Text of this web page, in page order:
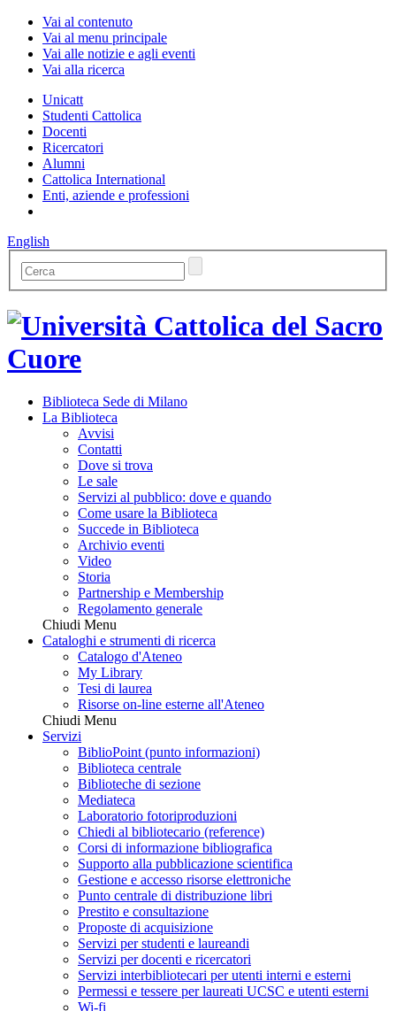
Vai al contenuto
Vai al menu principale
Vai alle notizie e agli eventi
Vai alla ricerca
Unicatt
Studenti Cattolica
Docenti
Ricercatori
Alumni
Cattolica International
Enti, aziende e professioni
English
Biblioteca Sede di Milano
La Biblioteca
Avvisi
Contatti
Dove si trova
Le sale
Servizi al pubblico: dove e quando
Come usare la Biblioteca
Succede in Biblioteca
Archivio eventi
Video
Storia
Partnership e Membership
Regolamento generale
Chiudi Menu
Cataloghi e strumenti di ricerca
Catalogo d'Ateneo
My Library
Tesi di laurea
Risorse on-line esterne all'Ateneo
Chiudi Menu
Servizi
BiblioPoint (punto informazioni)
Biblioteca centrale
Biblioteche di sezione
Mediateca
Laboratorio fotoriproduzioni
Chiedi al bibliotecario (reference)
Corsi di informazione bibliografica
Supporto alla pubblicazione scientifica
Gestione e accesso risorse elettroniche
Punto centrale di distribuzione libri
Prestito e consultazione
Proposte di acquisizione
Servizi per studenti e laureandi
Servizi per docenti e ricercatori
Servizi interbibliotecari per utenti interni e esterni
Permessi e tessere per laureati UCSC e utenti esterni
Wi-fi